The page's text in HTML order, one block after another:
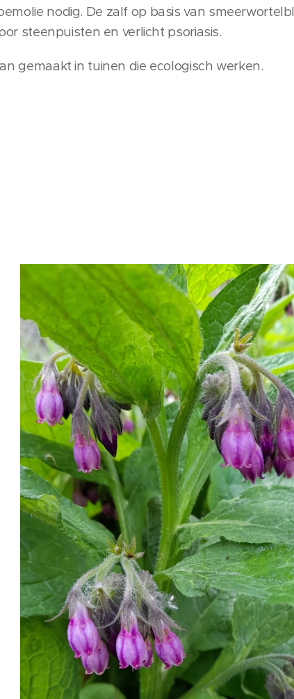
nodig. De zalf op basis van
steenpuisten en verlicht psoriasis.
gemaakt in tuinen die ecologisch werken.